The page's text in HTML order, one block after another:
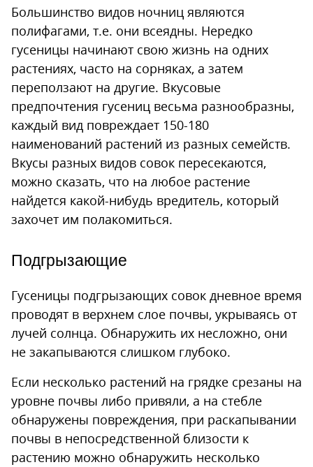
Большинство видов ночниц являются
полифагами, т.е. они всеядны. Нередко
гусеницы начинают свою жизнь на одних
растениях, часто на сорняках, а затем
переползают на другие. Вкусовые
предпочтения гусениц весьма разнообразны,
каждый вид повреждает 150-180
наименований растений из разных семейств.
Вкусы разных видов совок пересекаются,
можно сказать, что на любое растение
найдется какой-нибудь вредитель, который
захочет им полакомиться.
Подгрызающие
Гусеницы подгрызающих совок дневное время
проводят в верхнем слое почвы, укрываясь от
лучей солнца. Обнаружить их несложно, они
не закапываются слишком глубоко.
Если несколько растений на грядке срезаны на
уровне почвы либо привяли, а на стебле
обнаружены повреждения, при раскапывании
почвы в непосредственной близости к
растению можно обнаружить несколько